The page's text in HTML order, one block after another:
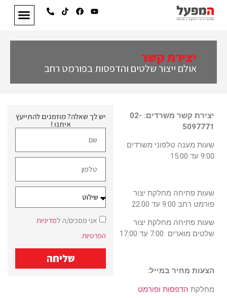
יצירת קשר
אולם ייצור שלטים והדפסות בפורמט רחב
יצירת קשר משרדים: 02-
5097771
שעות מענה טלפוני משרדים
9:00 עד 15:00
שעות פתיחה מחלקת יצור
פורמט רחב 9:00 עד 22:00
שעות פתיחה מחלקת יצור
שלטים מוארים 7:00 עד 17:00
הצעות מחיר במייל:
מחלקת הדפסות ופורמט
יש לך שאלה? מוזמנים להתייעץ
איתנו !
אני מסכים/ה למדיניות
הפרטיות.
שליחה